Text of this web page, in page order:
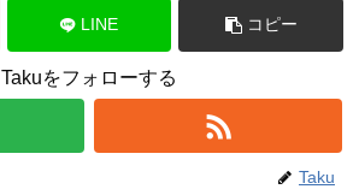
LINE コピー
Takuをフォローする
Taku